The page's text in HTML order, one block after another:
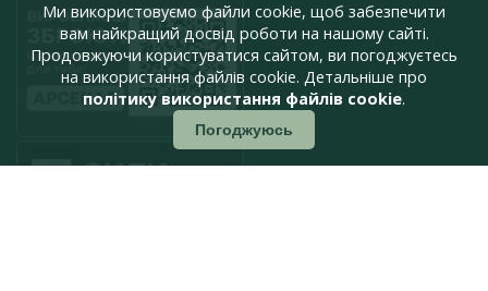
Ми використовуємо файли cookie, щоб забезпечити
вам найкращий досвід роботи на нашому сайті.
Продовжуючи користуватися сайтом, ви погоджуєтесь
на використання файлів cookie. Детальніше про
політику використання файлів cookie.
Погоджуюсь